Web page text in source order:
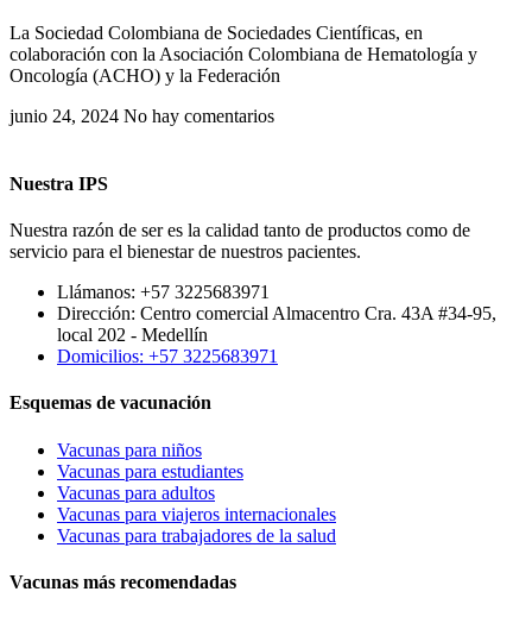
La Sociedad Colombiana de Sociedades Científicas, en
colaboración con la Asociación Colombiana de Hematología y
Oncología (ACHO) y la Federación
junio 24, 2024 No hay comentarios
Nuestra IPS
Nuestra razón de ser es la calidad tanto de productos como de
servicio para el bienestar de nuestros pacientes.
Llámanos: +57 3225683971
Dirección: Centro comercial Almacentro Cra. 43A #34-95,
local 202 - Medellín
Domicilios: +57 3225683971
Esquemas de vacunación
Vacunas para niños
Vacunas para estudiantes
Vacunas para adultos
Vacunas para viajeros internacionales
Vacunas para trabajadores de la salud
Vacunas más recomendadas